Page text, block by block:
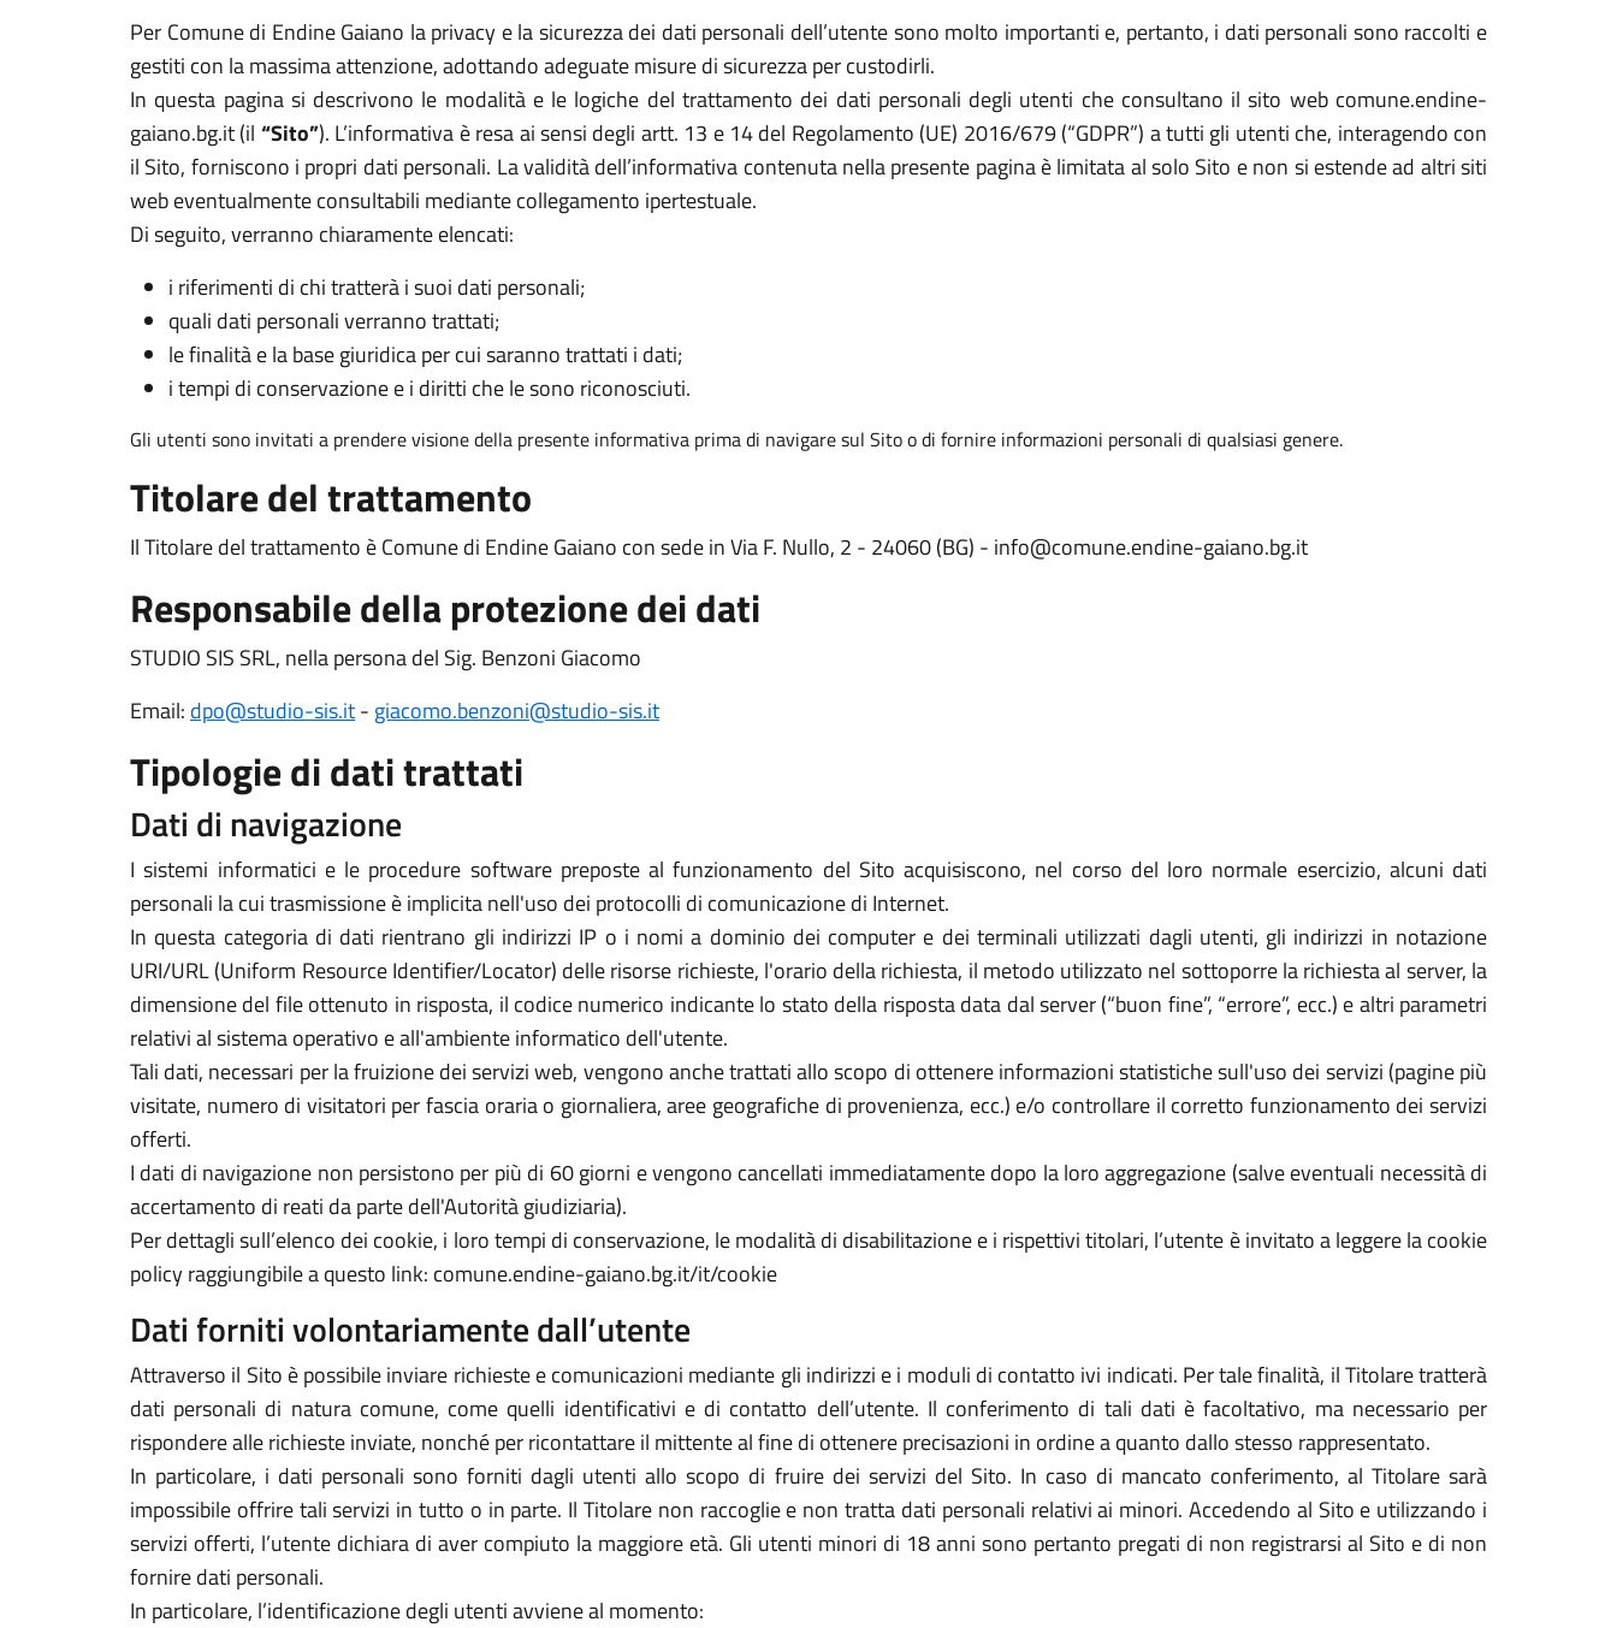
Per Comune di Endine Gaiano la privacy e la sicurezza dei dati personali dell’utente sono molto importanti e, pertanto, i dati personali sono raccolti e
gestiti con la massima attenzione, adottando adeguate misure di sicurezza per custodirli.
In questa pagina si descrivono le modalità e le logiche del trattamento dei dati personali degli utenti che consultano il sito web comune.endine-
gaiano.bg.it (il “Sito”). L’informativa è resa ai sensi degli artt. 13 e 14 del Regolamento (UE) 2016/679 (“GDPR”) a tutti gli utenti che, interagendo con
il Sito, forniscono i propri dati personali. La validità dell’informativa contenuta nella presente pagina è limitata al solo Sito e non si estende ad altri siti
web eventualmente consultabili mediante collegamento ipertestuale.
Di seguito, verranno chiaramente elencati:
i riferimenti di chi tratterà i suoi dati personali;
quali dati personali verranno trattati;
le finalità e la base giuridica per cui saranno trattati i dati;
i tempi di conservazione e i diritti che le sono riconosciuti.
Gli utenti sono invitati a prendere visione della presente informativa prima di navigare sul Sito o di fornire informazioni personali di qualsiasi genere.
Titolare del trattamento
Il Titolare del trattamento è Comune di Endine Gaiano con sede in Via F. Nullo, 2 - 24060 (BG) - info@comune.endine-gaiano.bg.it
Responsabile della protezione dei dati
STUDIO SIS SRL, nella persona del Sig. Benzoni Giacomo
Email: dpo@studio-sis.it- giacomo.benzoni@studio-sis.it
Tipologie di dati trattati
Dati di navigazione
I sistemi informatici e le procedure software preposte al funzionamento del Sito acquisiscono, nel corso del loro normale esercizio, alcuni dati
personali la cui trasmissione è implicita nell'uso dei protocolli di comunicazione di Internet.
In questa categoria di dati rientrano gli indirizzi IP o i nomi a dominio dei computer e dei terminali utilizzati dagli utenti, gli indirizzi in notazione
URI/URL (Uniform Resource Identifier/Locator) delle risorse richieste, l'orario della richiesta, il metodo utilizzato nel sottoporre la richiesta al server, la
dimensione del file ottenuto in risposta, il codice numerico indicante lo stato della risposta data dal server (“buon fine”, “errore”, ecc.) e altri parametri
relativi al sistema operativo e all'ambiente informatico dell'utente.
Tali dati, necessari per la fruizione dei servizi web, vengono anche trattati allo scopo di ottenere informazioni statistiche sull'uso dei servizi (pagine più
visitate, numero di visitatori per fascia oraria o giornaliera, aree geografiche di provenienza, ecc.) e/o controllare il corretto funzionamento dei servizi
offerti.
I dati di navigazione non persistono per più di 60 giorni e vengono cancellati immediatamente dopo la loro aggregazione (salve eventuali necessità di
accertamento di reati da parte dell'Autorità giudiziaria).
Per dettagli sull’elenco dei cookie, i loro tempi di conservazione, le modalità di disabilitazione e i rispettivi titolari, l’utente è invitato a leggere la cookie
policy raggiungibile a questo link: comune.endine-gaiano.bg.it/it/cookie
Dati forniti volontariamente dall’utente
Attraverso il Sito è possibile inviare richieste e comunicazioni mediante gli indirizzi e i moduli di contatto ivi indicati. Per tale finalità, il Titolare tratterà
dati personali di natura comune, come quelli identificativi e di contatto dell’utente. Il conferimento di tali dati è facoltativo, ma necessario per
rispondere alle richieste inviate, nonché per ricontattare il mittente al fine di ottenere precisazioni in ordine a quanto dallo stesso rappresentato.
In particolare, i dati personali sono forniti dagli utenti allo scopo di fruire dei servizi del Sito. In caso di mancato conferimento, al Titolare sarà
impossibile offrire tali servizi in tutto o in parte. Il Titolare non raccoglie e non tratta dati personali relativi ai minori. Accedendo al Sito e utilizzando i
servizi offerti, l’utente dichiara di aver compiuto la maggiore età. Gli utenti minori di 18 anni sono pertanto pregati di non registrarsi al Sito e di non
fornire dati personali.
In particolare, l’identificazione degli utenti avviene al momento: